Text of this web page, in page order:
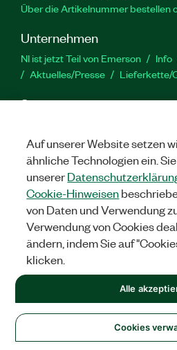
Über die Artikelnummer bestellen
Unternehmen
NI ist jetzt Teil von Emerson Info
Aktuelles/Presse
Lieferkette/
Support
Produktaktivierung
zur Website
© 2026
VORBEHALTEN.
Auf unserer Website setzen
ähnliche Technologien ein.
unserer
Cookie-Hinweisen
von Daten und Verwendung
Verwendung von Cookies
ändern, indem Sie auf
klicken.
Cookies
Alle